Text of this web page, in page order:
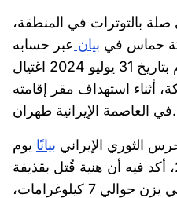
بالتوترات في المنطقة،
حماس في بيان عبر حسابه
الرسمي على تليجرام بتاريخ 31 يوليو 2024 اغتيال
أثناء استهداف مقر إقامته
في العاصمة الإيرانية طهران.
الثوري الإيراني بيانًا يوم
السبت 3 أغسطس 2024، أكد فيه أن هنية قُتل بقذيفة
قصيرة المدى ذات رأس حربي يزن حوالي 7 كيلوغرامات،